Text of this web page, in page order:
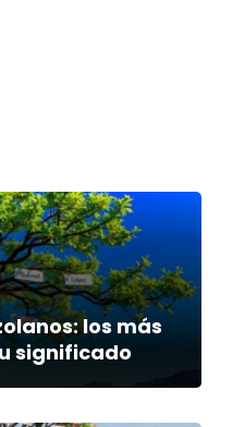
los más
significado